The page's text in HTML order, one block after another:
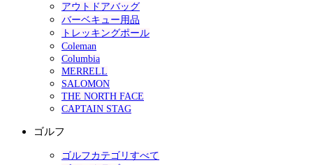
アウトドアバッグ
バーベキュー用品
トレッキングポール
Coleman
Columbia
MERRELL
SALOMON
THE NORTH FACE
CAPTAIN STAG
ゴルフ
ゴルフカテゴリすべて